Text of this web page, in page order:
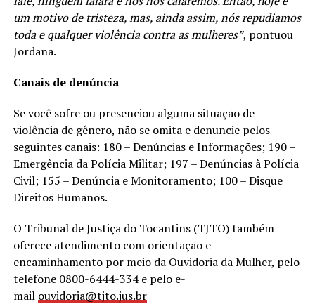
um motivo de tristeza, mas, ainda assim, nós repudiamos
toda e qualquer violência contra as mulheres”, pontuou
Jordana.
Canais de denúncia
Se você sofre ou presenciou alguma situação de
violência de gênero, não se omita e denuncie pelos
seguintes canais: 180 – Denúncias e Informações; 190 –
Emergência da Polícia Militar; 197 – Denúncias à Polícia
Civil; 155 – Denúncia e Monitoramento; 100 – Disque
Direitos Humanos.
O Tribunal de Justiça do Tocantins (TJTO) também
oferece atendimento com orientação e
encaminhamento por meio da Ouvidoria da Mulher, pelo
telefone 0800-6444-334 e pelo e-
mail ouvidoria@tjto.jus.br